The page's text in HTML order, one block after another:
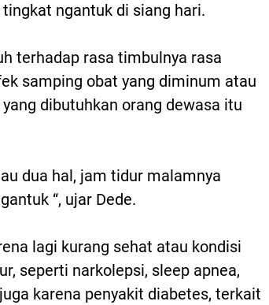
ngantuk di siang hari.
terhadap rasa timbulnya rasa
samping obat yang diminum atau
dibutuhkan orang dewasa itu
dua hal, jam tidur malamnya
“, ujar Dede.
lagi kurang sehat atau kondisi
seperti narkolepsi, sleep apnea,
karena penyakit diabetes, terkait